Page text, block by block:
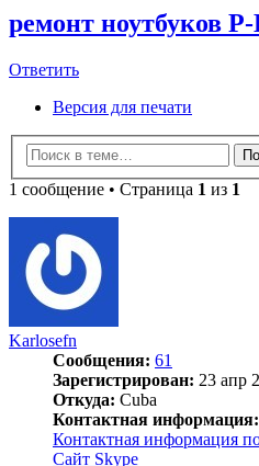
ремонт ноутбуков
Ответить
Версия для печати
1 сообщение • Страница 1 из 1
Karlosefn
Сообщения: 61
Зарегистрирован: 23 апр
Откуда: Cuba
Контактная информация:
Контактная информация
Сайт Skype